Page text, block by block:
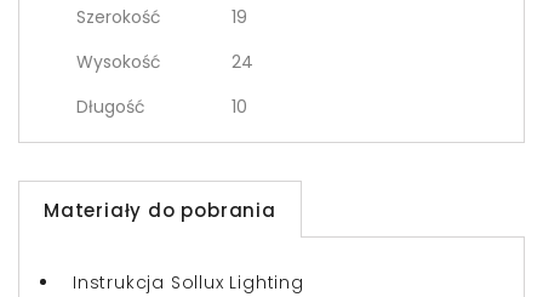
Szerokość
19
Wysokość
24
Długość
10
Materiały do pobrania
Instrukcja Sollux Lighting